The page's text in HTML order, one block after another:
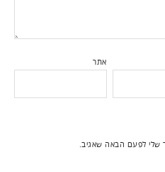
אתר
שלי לפעם הבאה שאגיב.